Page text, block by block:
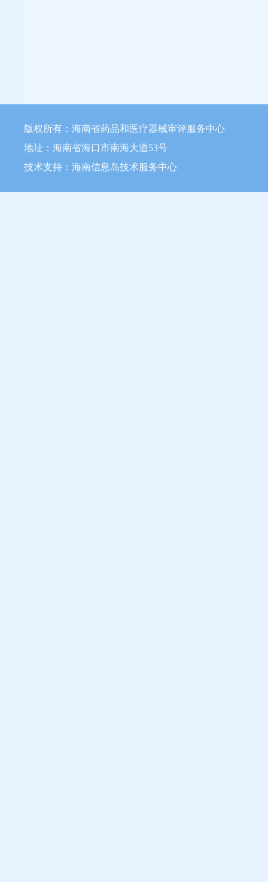
版权所有：海南省药品和医疗器械审评服务中心
地址：海南省海口市南海大道53号
技术支持：海南信息岛技术服务中心